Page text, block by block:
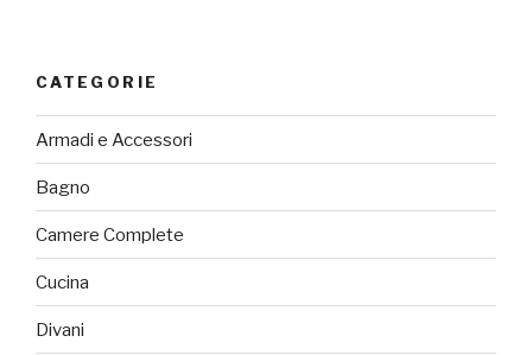
CATEGORIE
Armadi e Accessori
Bagno
Camere Complete
Cucina
Divani